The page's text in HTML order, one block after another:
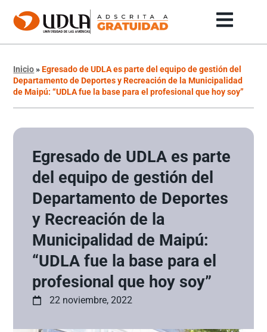
Inicio»Egresado de UDLA es parte del equipo de gestión del
Departamento de Deportes y Recreación de la Municipalidad
de Maipú: “UDLA fue la base para el profesional que hoy soy”
Egresado de UDLA es parte
del equipo de gestión del
Departamento de Deportes
y Recreación de la
Municipalidad de Maipú:
“UDLA fue la base para el
profesional que hoy soy”
22 noviembre, 2022